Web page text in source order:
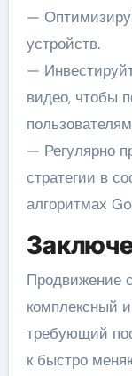
—
устройств.
—
видео, чтобы
— Регулярно
стратегии в
алгоритмах
Продвижение
комплексный
требующий
к быстро